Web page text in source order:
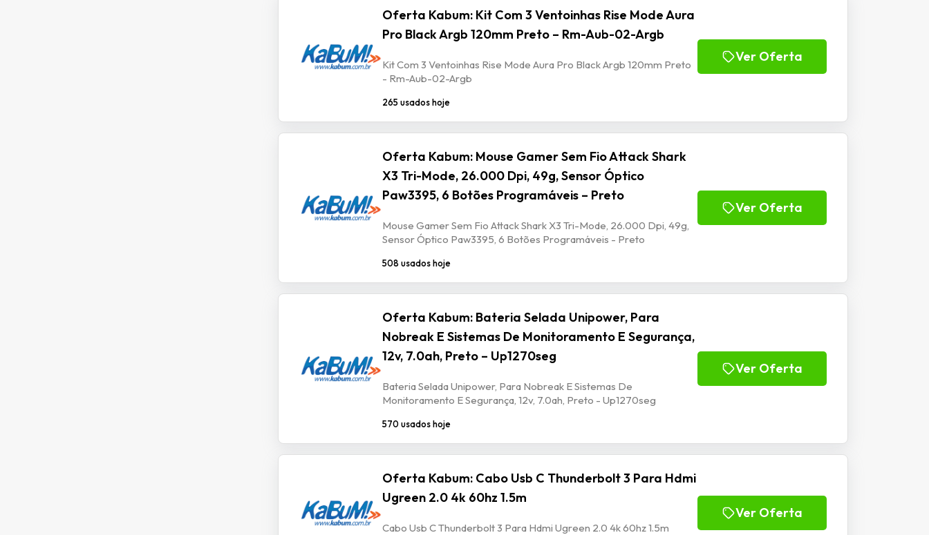
Oferta Kabum: Kit Com 3 Ventoinhas Rise Mode Aura
Pro Black Argb 120mm Preto – Rm-Aub-02-Argb
Kit Com 3 Ventoinhas Rise Mode Aura Pro Black Argb 120mm Preto
- Rm-Aub-02-Argb
265 usados hoje
Ver Oferta
Oferta Kabum: Mouse Gamer Sem Fio Attack Shark
X3 Tri-Mode, 26.000 Dpi, 49g, Sensor Óptico
Paw3395, 6 Botões Programáveis – Preto
Mouse Gamer Sem Fio Attack Shark X3 Tri-Mode, 26.000 Dpi, 49g,
Sensor Óptico Paw3395, 6 Botões Programáveis - Preto
508 usados hoje
Ver Oferta
Oferta Kabum: Bateria Selada Unipower, Para
Nobreak E Sistemas De Monitoramento E Segurança,
12v, 7.0ah, Preto – Up1270seg
Bateria Selada Unipower, Para Nobreak E Sistemas De
Monitoramento E Segurança, 12v, 7.0ah, Preto - Up1270seg
570 usados hoje
Ver Oferta
Oferta Kabum: Cabo Usb C Thunderbolt 3 Para Hdmi
Ugreen 2.0 4k 60hz 1.5m
Cabo Usb C Thunderbolt 3 Para Hdmi Ugreen 2.0 4k 60hz 1.5m
Ver Oferta